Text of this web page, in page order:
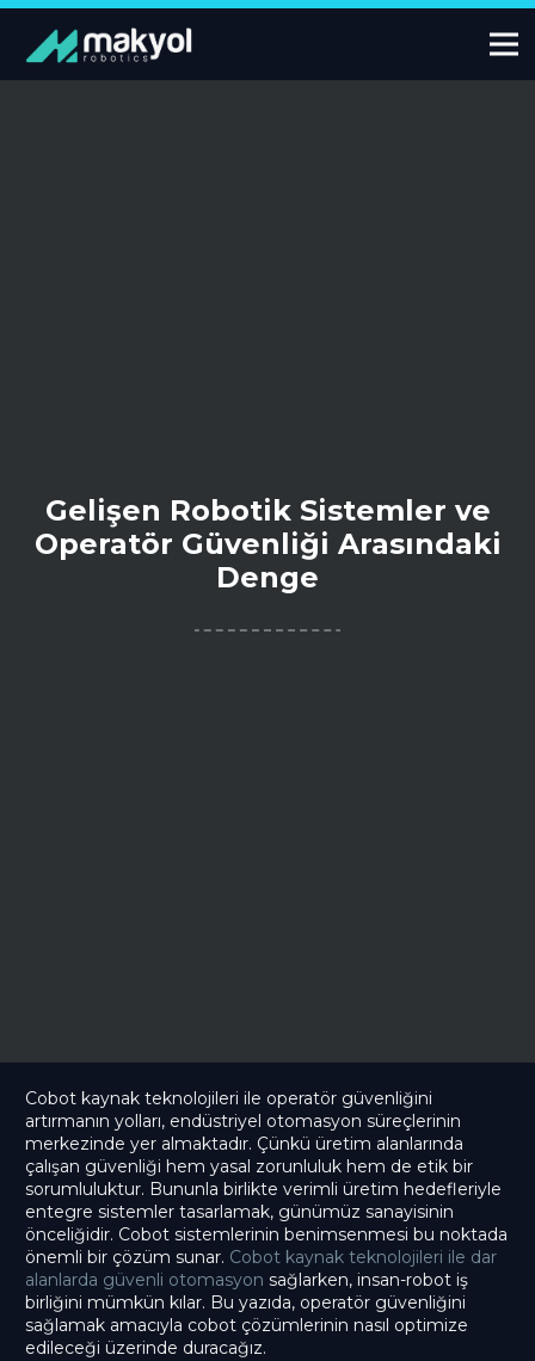
Gelişen Robotik Sistemler ve
Operatör Güvenliği Arasındaki
Denge
Cobot kaynak teknolojileri ile operatör güvenliğini
artırmanın yolları, endüstriyel otomasyon süreçlerinin
merkezinde yer almaktadır. Çünkü üretim alanlarında
çalışan güvenliği hem yasal zorunluluk hem de etik bir
sorumluluktur. Bununla birlikte verimli üretim hedefleriyle
entegre sistemler tasarlamak, günümüz sanayisinin
önceliğidir. Cobot sistemlerinin benimsenmesi bu noktada
önemli bir çözüm sunar. Cobot kaynak teknolojileri ile dar
alanlarda güvenli otomasyon sağlarken, insan-robot iş
birliğini mümkün kılar. Bu yazıda, operatör güvenliğini
sağlamak amacıyla cobot çözümlerinin nasıl optimize
edileceği üzerinde duracağız.